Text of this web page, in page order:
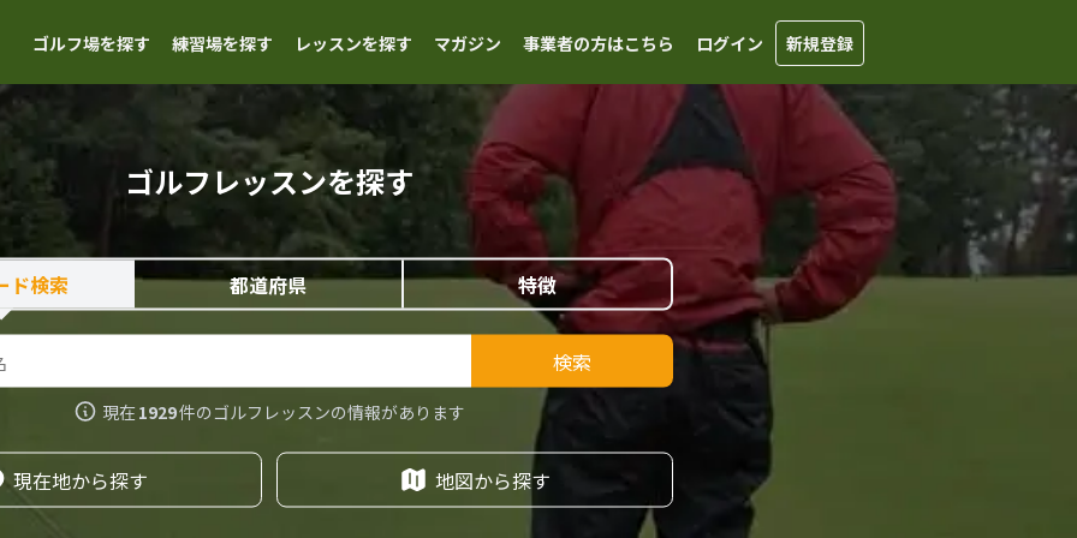
ゴルフ場を探す 練習場を探す レッスンを探す マガジン 事業者の方はこちら ログイン 新規登録
ゴルフレッスンを探す
ド検索 都道府県 特徴
検索
現在1929件の ゴルフレッスンの情報があります
現在地から探す 地図から探す